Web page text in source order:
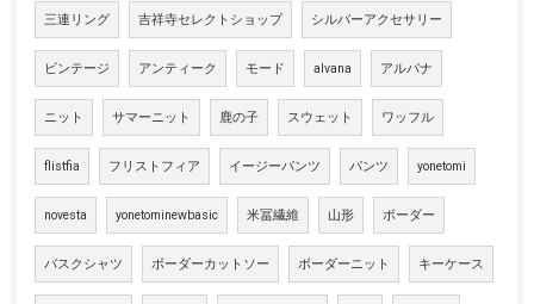
三連リング 吉祥寺セレクトショップ シルバーアクセサリー
ビンテージ アンティーク モード alvana アルバナ
ニット サマーニット 鹿の子 スウェット ワッフル
flistfia フリストフィア イージーパンツ パンツ yonetomi
novesta yonetominewbasic 米冨繊維 山形 ボーダー
バスクシャツ ボーダーカットソー ボーダーニット キーケース